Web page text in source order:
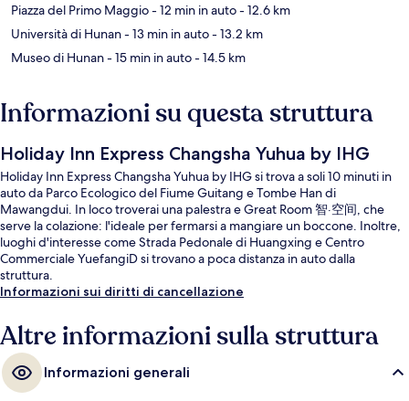
Piazza del Primo Maggio- 12 min in auto- 12.6 km
Università di Hunan- 13 min in auto- 13.2 km
Museo di Hunan- 15 min in auto- 14.5 km
Informazioni su questa struttura
Holiday Inn Express Changsha Yuhua by IHG
Holiday Inn Express Changsha Yuhua by IHG si trova a soli 10 minuti in
auto da Parco Ecologico del Fiume Guitang e Tombe Han di
Mawangdui. In loco troverai una palestra e Great Room 智·空间, che
serve la colazione: l'ideale per fermarsi a mangiare un boccone. Inoltre,
luoghi d'interesse come Strada Pedonale di Huangxing e Centro
Commerciale YuefangiD si trovano a poca distanza in auto dalla
struttura.
Informazioni sui diritti di cancellazione
Altre informazioni sulla struttura
Informazioni generali